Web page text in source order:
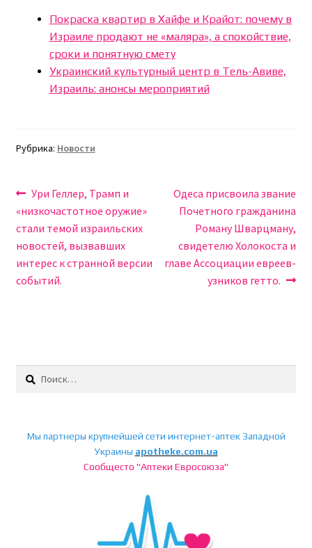
Покраска квартир в Хайфе и Крайот: почему в
Израиле продают не «маляра», а спокойствие,
сроки и понятную смету
Украинский культурный центр в Тель-Авиве,
Израиль: анонсы мероприятий
Рубрика: Новости
Навигация
по
записям
Предыдущая
запись:
Ури Геллер, Трамп и
«низкочастотное оружие»
стали темой израильских
новостей, вызвавших
интерес к странной версии
событий.
Следующая
запись:
Одеса присвоила звание
Почетного гражданина
Роману Шварцману,
свидетелю Холокоста и
главе Ассоциации евреев-
узников гетто.
Найти:
Мы партнеры крупнейшей сети интернет-аптек Западной
Украины apotheke.com.ua
Сообщесто "Аптеки Евросоюза"